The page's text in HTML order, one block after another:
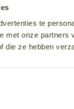
te
met onze
die ze hebben